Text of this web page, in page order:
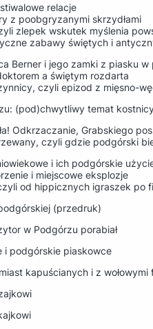
relacje
z poobgryzanymi skrzydłami
zlepek wskutek myślenia
zabawy świętych i
Berner i jego zamki z piasku
a świętym rozdarta
czyli epizod z mięsno-
(pod)chwytliwy temat
Odkrzaczanie, Grabskiego
czyli gdzie podgórski
i ich podgórskie
i miejscowe eksplozje
od hippicznych igraszek po
(przedruk)
w Podgórzu porabiał
i podgórskie piaskowce
kapuścianych i z wołowymi